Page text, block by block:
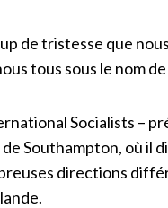
de tristesse que
tous sous le nom
Socialists –
Southampton, où il
directions